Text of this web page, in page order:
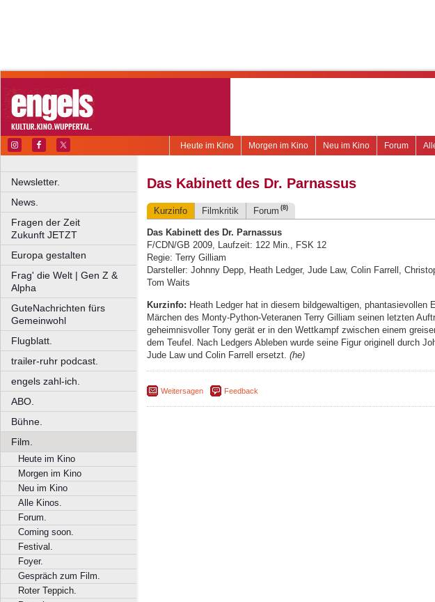
Forum
Neu im Kino
Morgen im Kino
Heute im Kino
Newsletter.
News.
Fragen der Zeit
Zukunft JETZT
Europa gestalten
Frag' die Welt | Gen Z &
Alpha
GuteNachrichten fürs
Gemeinwohl
Flugblatt.
trailer-ruhr podcast.
engels zahl-ich.
ABO.
Bühne.
Film.
Heute im Kino
Morgen im Kino
Neu im Kino
Alle Kinos.
Forum.
Coming soon.
Festival.
Foyer.
Gespräch zum Film.
Roter Teppich.
Das Kabinett des Dr. Parnassus
Kurzinfo Filmkritik Forum (8)
Das Kabinett des Dr. Parnassus
F/CDN/GB 2009, Laufzeit: 122 Min., FSK 12
Regie: Terry Gilliam
Darsteller: Johnny Depp, Heath Ledger, Jude Law, Colin Farrell,
Tom Waits
Kurzinfo: Heath Ledger hat in diesem bildgewaltigen, phantasievollen
Märchen des Monty-Python-Veteranen Terry Gilliam seinen letzten
geheimnisvoller Tony gerät er in den Wettkampf zwischen einem
dem Teufel. Nach Ledgers Ableben wurde seine Figur originell durch
Jude Law und Colin Farrell ersetzt. (he)
Weitersagen Feedback